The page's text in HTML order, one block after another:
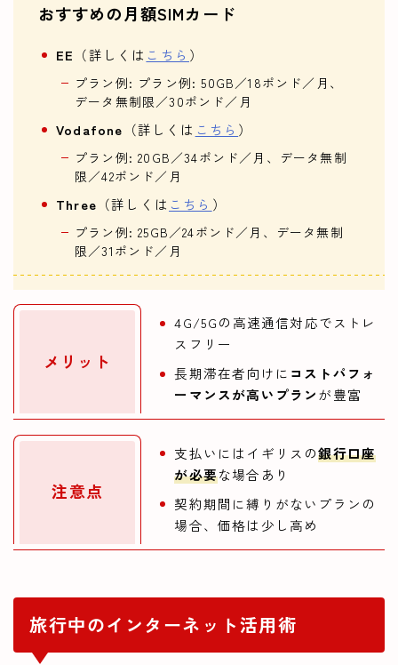
おすすめの月額SIMカード
EE （詳しくは こちら ）
プラン例: プラン例: 50GB／18ポンド／月、
データ無制限／30ポンド／月
Vodafone （詳しくは こちら ）
プラン例: 20GB／34ポンド／月、データ無制
限／42ポンド／月
Three （詳しくは こちら ）
プラン例: 25GB／24ポンド／月、データ無制
限／31ポンド／月
メリット
4G/5Gの高速通信対応でストレ
スフリー
長期滞在者向けに コストパフォ
ーマンスが高いプランが豊富
注意点
支払いにはイギリスの銀行口座
が必要な場合あり
契約期間に縛りがないプランの
場合、価格は少し高め
旅行中のインターネット活用術